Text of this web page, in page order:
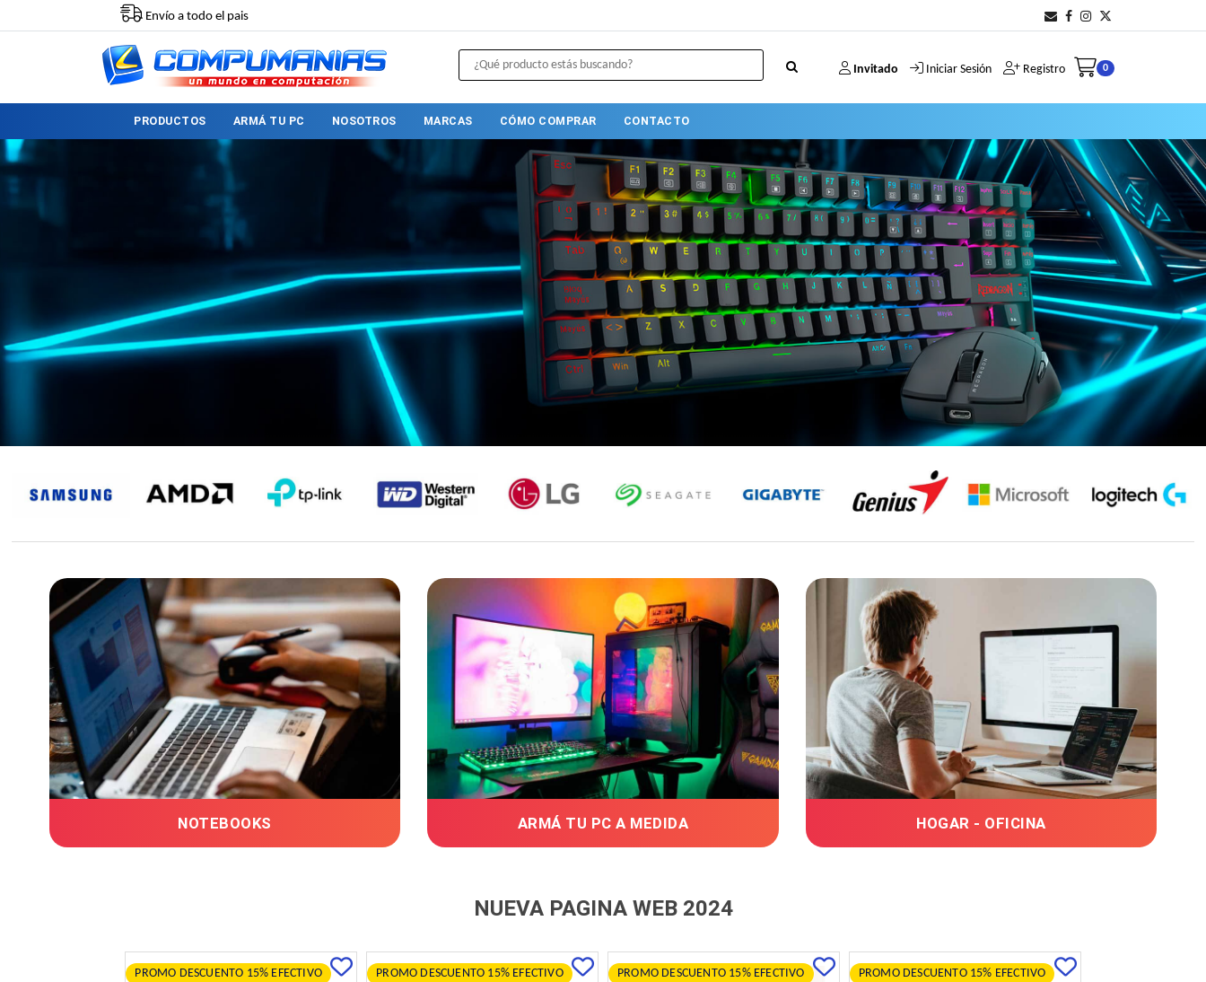
Invitado Iniciar Sesión Registro 0
PRODUCTOS ARMÁ TU PC NOSOTROS MARCAS CÓMO COMPRAR CONTACTO
Envío a todo el pais
NOTEBOOKS ARMÁ TU PC A MEDIDA HOGAR - OFICINA
NUEVA PAGINA WEB 2024
PROMO DESCUENTO 15% EFECTIVO
PROMO DESCUENTO 15% EFECTIVO
PROMO DESCUENTO 15% EFECTIVO
PROMO DESCUENTO 15% EFECTIVO